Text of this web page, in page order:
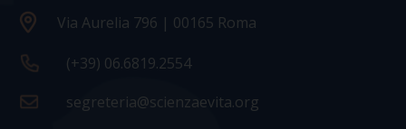
Via Aurelia 796 | 00165 Roma
(+39) 06.6819.2554
segreteria@scienzaevita.org